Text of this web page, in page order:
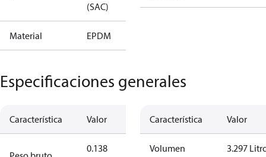
(SAC)
Material EPDM
Especificaciones generales
Característica Valor
0.138
Característica Valor
Volumen 3.297